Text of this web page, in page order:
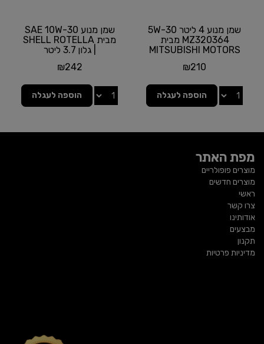
שמן מנוע 4 ליטר 5W-30
MZ320364 מבית
MITSUBISHI MOTORS
₪210
הוספה לעגלה
שמן מנוע SAE 10W-30
מבית SHELL ROTELLA
| גלון 3.7 ליטר
₪242
הוספה לעגלה
מפת האתר
מוצרים פופולריים
מוצרים חדשים
ראשי
צרו קשר
אודותינו
מבצעים
תקנון
מדיניות פרטיות